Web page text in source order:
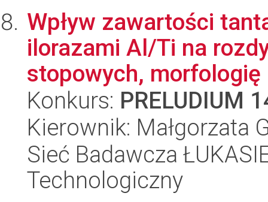
Wpływ zawartości
ilorazami Al/Ti na
stopowych, morfologię
Konkurs: PRELUDIUM
Kierownik: Małgorzata
Sieć Badawcza
Technologiczny